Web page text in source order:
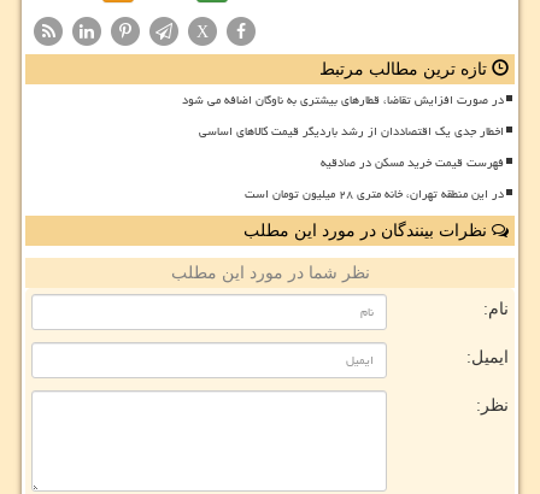
X
تازه ترین مطالب مرتبط
در صورت افزایش تقاضا، قطارهای بیشتری به ناوگان اضافه می شود
اخطار جدی یک اقتصاددان از رشد باردیگر قیمت کالاهای اساسی
فهرست قیمت خرید مسکن در صادقیه
در این منطقه تهران، خانه متری ۲۸ میلیون تومان است
نظرات بینندگان در مورد این مطلب
نظر شما در مورد این مطلب
نام:
ایمیل:
نظر: